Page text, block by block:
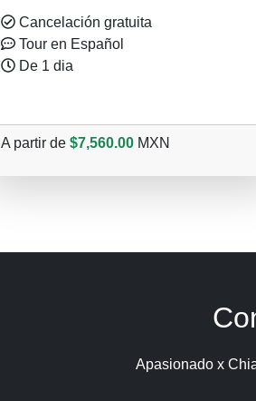
Cancelación gratuita
Tour en Español
De 1 dia
A partir de $7,560.00 MXN
Apasionado x